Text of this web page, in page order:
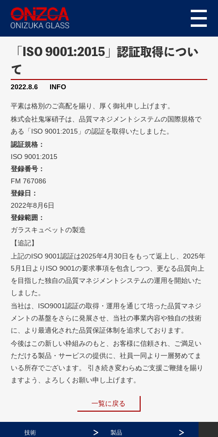
「ISO 9001:2015」認証取得につい
て
2022.8.6 INFO
平素は格別のご高配を賜り、厚く御礼申し上げます。
株式会社鬼塚硝子は、品質マネジメントシステムの国際規格で
ある「ISO 9001:2015」の認証を取得いたしました。
認証規格：
ISO 9001:2015
登録番号：
FM 767086
登録日：
2022年8月6日
登録範囲：
ガラスキュベットの製造
【追記】
上記のISO 9001認証は2025年4月30日をもって返上し、2025年
5月1日よりISO 9001の要求事項を包含しつつ、更なる品質向上
を目指した独自の品質マネジメントシステムの運用を開始いた
しました。
当社は、ISO9001認証の取得・運用を通じて培った品質マネジ
メントの基盤をさらに発展させ、当社の事業内容や独自の技術
に、より最適化された品質保証体制を追求しております。
今後はこの新しい枠組みのもと、お客様に信頼され、ご満足い
ただける製品・サービスの提供に、社員一同より一層努めてま
いる所存でございます。 引き続き変わらぬご支援ご鞭撻を賜り
ますよう、よろしくお願い申し上げます。
一覧に戻る
技術 製品